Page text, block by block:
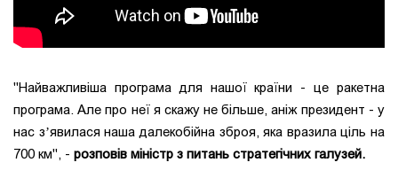
"Найважливіша програма для нашої країни - це ракетна
програма. Але про неї я скажу не більше, аніж президент - у
нас зʼявилася наша далекобійна зброя, яка вразила ціль на
700 км", - розповів міністр з питань стратегічних галузей.